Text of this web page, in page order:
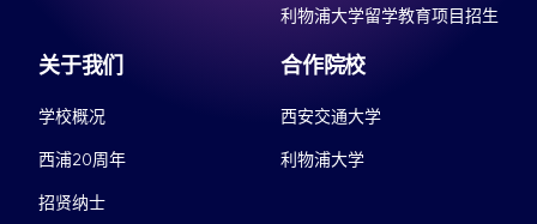
利物浦大学留学教育项目招生
关于我们
学校概况
西浦20周年
招贤纳士
合作院校
西安交通大学
利物浦大学